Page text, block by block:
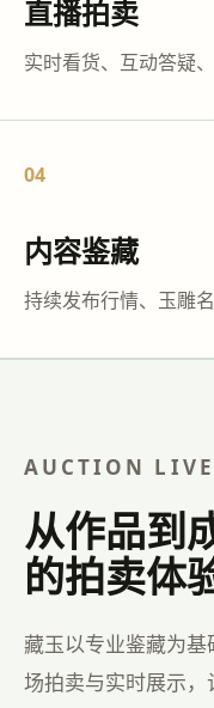
直播拍卖
实时看货、互动答疑
04
内容鉴藏
持续发布行情、玉雕
AUCTION LIVE
从作品到
的拍卖体
藏玉以专业鉴藏为
场拍卖与实时展示，